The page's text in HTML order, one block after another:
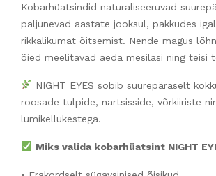
Kobarhüatsindid naturaliseeruvad
paljunevad aastate jooksul, pakkudes
rikkalikumat õitsemist. Nende magus
õied meelitavad aeda mesilasi ning teisi
NIGHT EYES sobib suurepäraselt
roosade tulpide, nartsisside, võrkiiriste
lumikellukestega.
Miks valida kobarhüatsint NIGHT